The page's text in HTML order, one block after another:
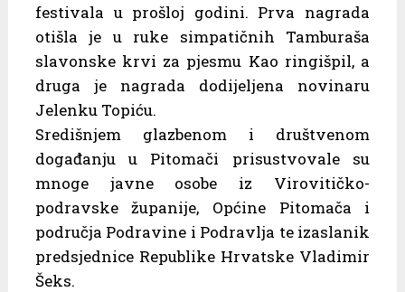
festivala u prošloj godini. Prva nagrada
otišla je u ruke simpatičnih Tamburaša
slavonske krvi za pjesmu Kao ringišpil, a
druga je nagrada dodijeljena novinaru
Jelenku Topiću.
Središnjem glazbenom i društvenom
događanju u Pitomači prisustvovale su
mnoge javne osobe iz Virovitičko-
podravske županije, Općine Pitomača i
područja Podravine i Podravlja te izaslanik
predsjednice Republike Hrvatske Vladimir
Šeks.